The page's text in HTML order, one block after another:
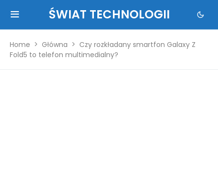
ŚWIAT TECHNOLOGII
Home Główna
Czy rozkładany smartfon Galaxy Z
Fold5 to telefon multimedialny?